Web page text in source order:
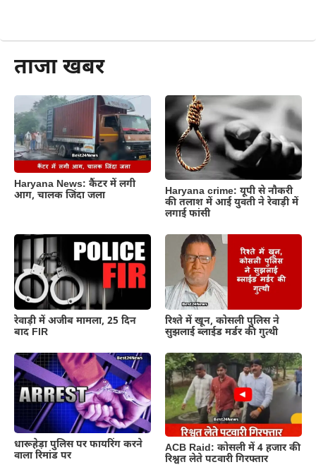
ताजा खबर
Haryana News: कैंटर में लगी
आग, चालक जिंदा जला
Haryana crime: यूपी से नौकरी
की तलाश में आई युवती ने रेवाड़ी में
लगाई फांसी
रेवाड़ी में अजीब मामला, 25 दिन
बाद FIR
रिश्ते में खून, कोसली पुलिस ने
सुझलाई ब्लाईड मर्डर की गुत्थी
धारूहेड़ा पुलिस पर फायरिंग करने
वाला रिमांड पर
ACB Raid: कोसली में 4 हजार की
रिश्वत लेते पटवारी गिरफ्तार